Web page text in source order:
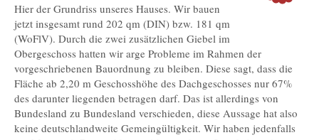
Hier der Grundriss unseres Hauses. Wir bauen
jetzt insgesamt rund 202 qm (DIN) bzw. 181 qm
(WoFlV). Durch die zwei zusätzlichen Giebel im
Obergeschoss hatten wir arge Probleme im Rahmen der
vorgeschriebenen Bauordnung zu bleiben. Diese sagt, dass die
Fläche ab 2,20 m Geschosshöhe des Dachgeschosses nur 67%
des darunter liegenden betragen darf. Das ist allerdings von
Bundesland zu Bundesland verschieden, diese Aussage hat also
keine deutschlandweite Gemeingültigkeit. Wir haben jedenfalls